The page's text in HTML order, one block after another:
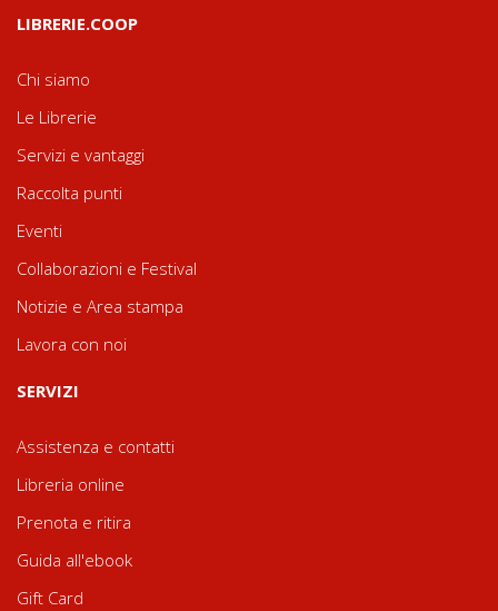
LIBRERIE.COOP
Chi siamo
Le Librerie
Servizi e vantaggi
Raccolta punti
Eventi
Collaborazioni e Festival
Notizie e Area stampa
Lavora con noi
SERVIZI
Assistenza e contatti
Libreria online
Prenota e ritira
Guida all'ebook
Gift Card